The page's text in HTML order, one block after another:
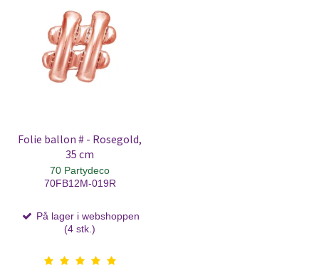
Folie ballon # - Rosegold,
35 cm
70 Partydeco
70FB12M-019R
På lager i webshoppen
(4 stk.)